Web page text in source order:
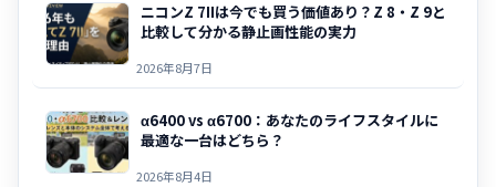
ニコンZ 7IIは今でも買う価値あり？Z 8・Z 9と
比較して分かる静止画性能の実力
2026年8月7日
α6400 vs α6700：あなたのライフスタイルに
最適な一台はどちら？
2026年8月4日